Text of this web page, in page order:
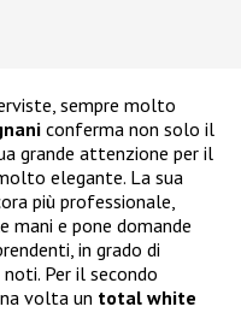
sempre molto
conferma non solo il
grande attenzione per il
elegante. La sua
più professionale,
mani e pone domande
in grado di
Per il secondo
volta un total white